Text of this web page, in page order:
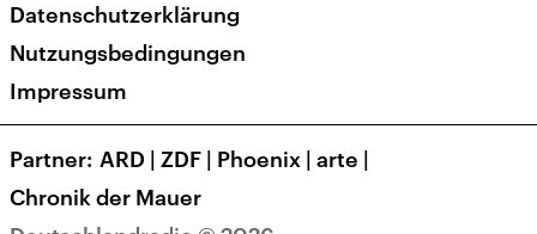
Veranstaltungen
Presse
Karriere
Transparenz
Datenschutzerklärung
Nutzungsbedingungen
Impressum
Partner ARD | ZDF | Phoenix | arte |
Chronik der Mauer